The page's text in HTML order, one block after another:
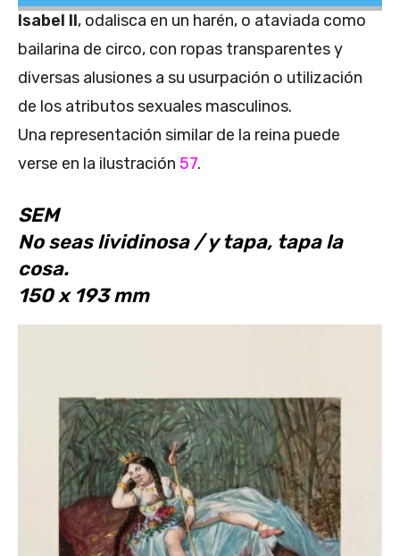
Isabel II, odalisca en un harén, o ataviada como
bailarina de circo, con ropas transparentes y
diversas alusiones a su usurpación o utilización
de los atributos sexuales masculinos.
Una representación similar de la reina puede
verse en la ilustración 57.
SEM
No seas lividinosa / y tapa, tapa la
cosa.
150 x 193 mm